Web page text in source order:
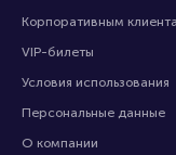
Корпоративным
VIP-билеты
Условия использования
Персональные данные
О компании